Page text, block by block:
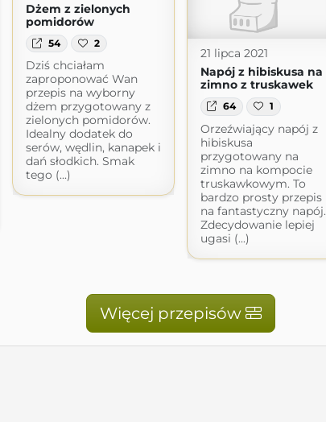
Dżem z zielonych
pomidorów
54 2
Dziś chciałam
zaproponować Wan
przepis na wyborny
dżem przygotowany z
zielonych pomidorów.
Idealny dodatek do
serów, wędlin, kanapek i
dań słodkich. Smak
tego (...)
21 lipca 2021
Napój z hibiskusa na
zimno z truskawek
64 1
Orzeźwiający napój z
hibiskusa
przygotowany na
zimno na kompocie
truskawkowym. To
bardzo prosty przepis
na fantastyczny napój.
Zdecydowanie lepiej
ugasi (...)
Więcej przepisów